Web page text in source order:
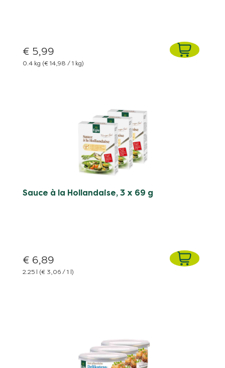
€ 5,99
0.4 kg (€ 14,98 / 1 kg)
Sauce à la Hollandaise, 3 x 69 g
€ 6,89
2.25 l (€ 3,06 / 1 l)